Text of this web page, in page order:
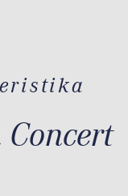
Concert